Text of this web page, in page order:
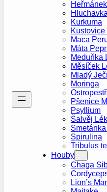
Hluchavka
Kurkuma
Maca
Máta
Meduňka
Měsíček
Mladý
Moringa
Pšenice
Psyllium
Šalvěj
Spirulina
Tribulus
Houby
Chaga
Lion’s